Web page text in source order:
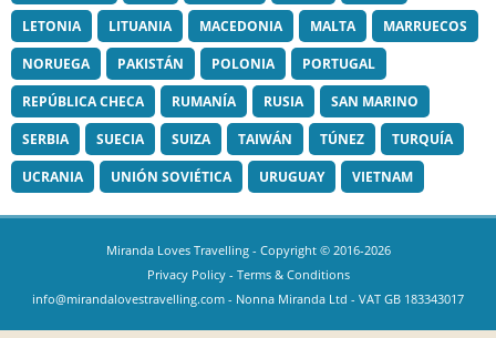
LETONIA
LITUANIA MACEDONIA MALTA
MARRUECOS
NORUEGA
PAKISTÁN POLONIA
PORTUGAL
REPÚBLICA CHECA
RUMANÍA RUSIA
SAN MARINO
SERBIA
SUECIA SUIZA TAIWÁN TÚNEZ
TURQUÍA
UCRANIA
UNIÓN SOVIÉTICA URUGUAY VIETNAM
Miranda Loves Travelling- Copyright © 2016-2026
Privacy Policy- Terms & Conditions
info@mirandalovestravelling.com - Nonna Miranda Ltd - VAT GB 183343017